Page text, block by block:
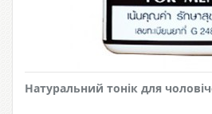
Натуральний тонік для